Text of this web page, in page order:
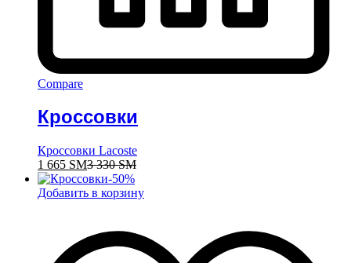
Compare
Кроссовки
Кроссовки Lacoste
1 665 ЅМ3 330ЅМ
-50%
Добавить в корзину